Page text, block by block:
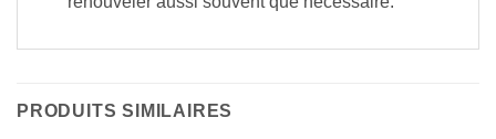
PRODUITS SIMILAIRES